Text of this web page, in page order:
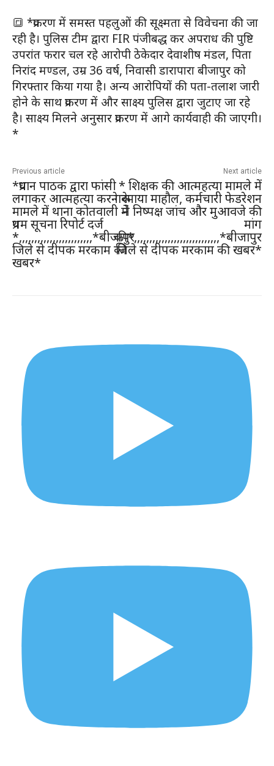
🔳 *प्रकरण में समस्त पहलुओं की सूक्ष्मता से विवेचना की जा
रही है। पुलिस टीम द्वारा FIR पंजीबद्ध कर अपराध की पुष्टि
उपरांत फरार चल रहे आरोपी ठेकेदार देवाशीष मंडल, पिता
निरांद मण्डल, उम्र 36 वर्ष, निवासी डारापारा बीजापुर को
गिरफ्तार किया गया है। अन्य आरोपियों की पता-तलाश जारी
होने के साथ प्रकरण में और साक्ष्य पुलिस द्वारा जुटाए जा रहे
है। साक्ष्य मिलने अनुसार प्रकरण में आगे कार्यवाही की जाएगी।
*
Previous article
*प्रधान पाठक द्वारा फांसी
लगाकर आत्महत्या करने के
मामले में थाना कोतवाली में
प्रथम सूचना रिपोर्ट दर्ज
*,,,,,,,,,,,,,,,,,,,,,,,,*बीजापुर
जिले से दीपक मरकाम की
खबर*
Next article
* शिक्षक की आत्महत्या मामले में
गरमाया माहौल, कर्मचारी फेडरेशन
ने निष्पक्ष जांच और मुआवजे की
मांग
की*,,,,,,,,,,,,,,,,,,,,,,,,,,,,*बीजापुर
जिले से दीपक मरकाम की खबर*